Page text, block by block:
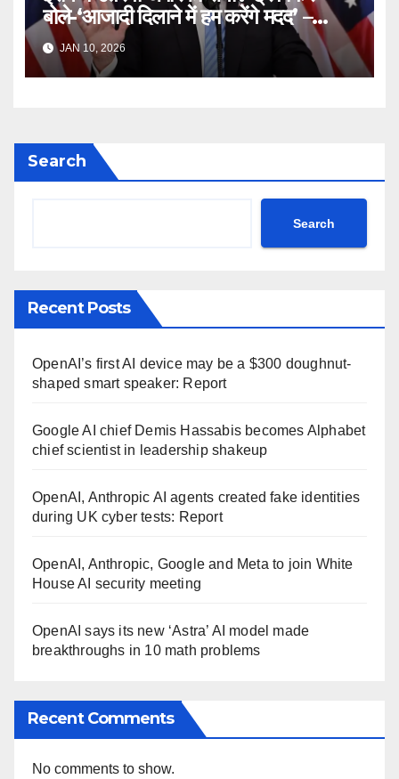
बोले-‘आजादी दिलाने में हम करेंगे मदद’ –
Iran Freedom Tehran Protest
Donald Trump Truth Social
post Khamenei ntc rttm
JAN 10, 2026
Search
Search
Recent Posts
OpenAI’s first AI device may be a $300 doughnut-
shaped smart speaker: Report
Google AI chief Demis Hassabis becomes Alphabet
chief scientist in leadership shakeup
OpenAI, Anthropic AI agents created fake identities
during UK cyber tests: Report
OpenAI, Anthropic, Google and Meta to join White
House AI security meeting
OpenAI says its new ‘Astra’ AI model made
breakthroughs in 10 math problems
Recent Comments
No comments to show.